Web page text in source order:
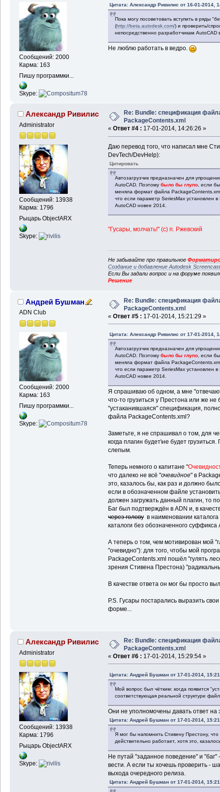
Сообщений: 2000
Карма: 163
Пишу программки...
Skype:
Цитата: Александр Ривилис от 16-01-2014,
Пока могу посоветовать вступить в ряды
(http://beta.autodesk.com/) и проверить/
непосредственно разработчикам AutoCAD
Не люблю работать в ведро.
Александр Ривилис
Administrator
Сообщений: 13938
Карма: 1796
Рыцарь ObjectARX
Skype:
Re: Bundle: спецификация
PackageContents.xml
« Ответ #4 : 17-01-2014, 14:26:26 »
Даю перевод того, что написал мне
DevTech/DevHelp):
Цитировать
Автозагрузчик предназначен для
AutoCAD. Поэтому было бы глупо, если
меняла формат файла
что если параметр SeriesMax установлен
AutoCAD новее 2014.
"Гусары, молчать!" (c) п. Ржевский
Не забывайте про правильное
Создание и добавление Autodesk
Если Вы задали вопрос и на форуме
Решение
Андрей Бушман
ADN Club
Сообщений: 2000
Карма: 163
Пишу программки...
Skype:
Re: Bundle: спецификация
PackageContents.xml
« Ответ #5 : 17-01-2014, 15:21:29 »
Цитата: Александр Ривилис от 17-01-2014,
Автозагрузчик предназначен для
AutoCAD. Поэтому было бы глупо, если
меняла формат файла
что если параметр SeriesMax установлен
AutoCAD новее 2014.
Я спрашиваю об одном, а мне
что-то грузиться у Престона или же
"устаканившаяся" спецификация,
файла PackageContents.xml?
Заметьте, я не спрашивал о том, для
когда плагин будет\не будет
слепым.
Теперь немного о капитане "
что далеко не всё "очевидное" в
это, казалось бы, как раз и должно
если в обозначенном файле
должен загружать данный плагин, то
Баг был подтверждён в ADN и, в
через головув наименовании каталога
каталоги без обозначенного суффикса
А теперь о том, чем мотивирован мой
"очевидно"): для того, чтобы мой
PackageContents.xml пошёл "гулять
зрения Стивена Престона)
В качестве ответа он мог бы просто
P.S. Гусары постарались выразить
форме...
Александр Ривилис
Administrator
Сообщений: 13938
Карма: 1796
Рыцарь ObjectARX
Skype:
Re: Bundle: спецификация
PackageContents.xml
« Ответ #6 : 17-01-2014, 15:29:54 »
Цитата: Андрей Бушман от 17-01-2014,
Мой вопрос был чётким: когда появится
соответствующая реальной структуре
Они не уполномочены давать ответ на
Цитата: Андрей Бушман от 17-01-2014,
Я мог бы напомнить Стивену Престону,
действительно работает, хотя это,
Не путай "заданное поведение" и
вести. А если ты хочешь проверить -
выхода очередного релиза.
Цитата: Андрей Бушман от 17-01-2014,